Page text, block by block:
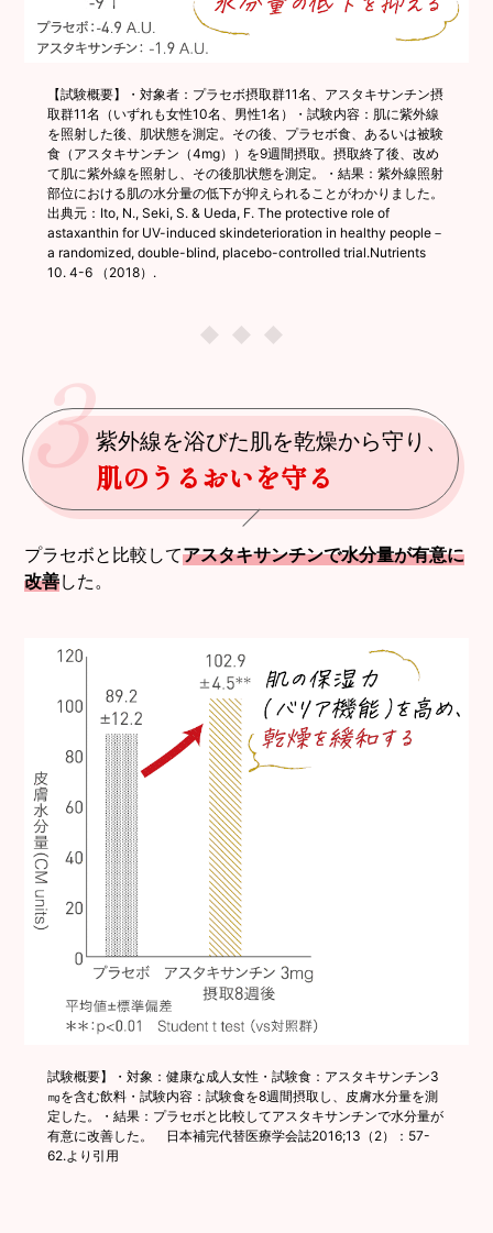
【試験概要】・対象者：プラセボ摂取群11名、アスタキサンチン摂
取群11名（いずれも女性10名、男性1名）・試験内容：肌に紫外線
を照射した後、肌状態を測定。その後、プラセボ食、あるいは被験
食（アスタキサンチン（4mg））を9週間摂取。摂取終了後、改め
て肌に紫外線を照射し、その後肌状態を測定。・結果：紫外線照射
部位における肌の水分量の低下が抑えられることがわかりました。
出典元：Ito, N., Seki, S. & Ueda, F. The protective role of
astaxanthin for UV-induced skindeterioration in healthy people－
a randomized, double-blind, placebo-controlled trial.Nutrients
10. 4-6 （2018）.
3 紫外線を浴びた肌を乾燥から守り、
肌のうるおいを守る
プラセボと比較してアスタキサンチンで水分量が有意に
改善した。
試験概要】・対象：健康な成人女性・試験食：アスタキサンチン3
㎎を含む飲料・試験内容：試験食を8週間摂取し、皮膚水分量を測
定した。・結果：プラセボと比較してアスタキサンチンで水分量が
有意に改善した。 日本補完代替医療学会誌2016;13（2）：57-
62.より引用